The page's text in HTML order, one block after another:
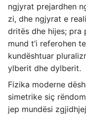
ngjyrat prejardhen
zi, dhe ngjyrat e
dritës dhe hijes;
mund t’i referohen
kundështuar
ylberit dhe dylberit.
Fizika moderne
simetrike siç
jep mundësi